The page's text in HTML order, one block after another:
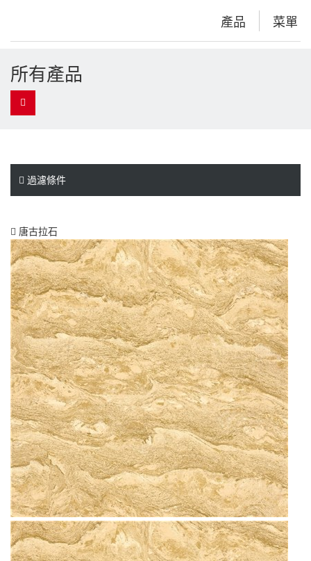
產品 菜單
所有產品

 過濾條件
 唐古拉石